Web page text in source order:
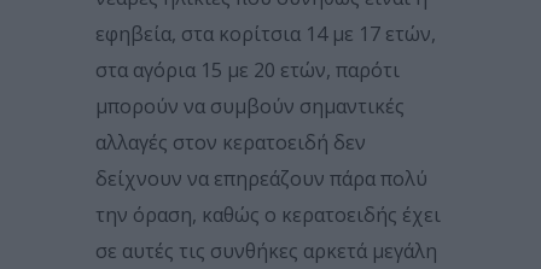
εφηβεία, στα κορίτσια 14 με 17 ετών,
στα αγόρια 15 με 20 ετών, παρότι
μπορούν να συμβούν σημαντικές
αλλαγές στον κερατοειδή δεν
δείχνουν να επηρεάζουν πάρα πολύ
την όραση, καθώς ο κερατοειδής έχει
σε αυτές τις συνθήκες αρκετά μεγάλη